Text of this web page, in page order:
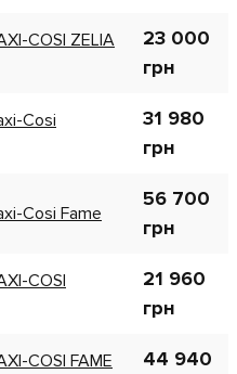
COSI ZELIA
23 000
грн
Cosi
31 980
грн
Cosi Fame
56 700
грн
COSI
21 960
грн
COSI FAME
44 940